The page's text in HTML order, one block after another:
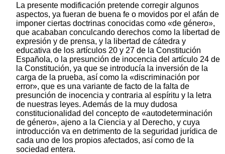
La presente modificación pretende corregir algunos
aspectos, ya fueran de buena fe o movidos por el afán de
imponer ciertas doctrinas conocidas como «de género»,
que acababan conculcando derechos como la libertad de
expresión y de prensa, y la libertad de cátedra y
educativa de los artículos 20 y 27 de la Constitución
Española, o la presunción de inocencia del artículo 24 de
la Constitución, ya que se introducía la inversión de la
carga de la prueba, así como la «discriminación por
error», que es una variante de facto de la falta de
presunción de inocencia y contraria al espíritu y la letra
de nuestras leyes. Además de la muy dudosa
constitucionalidad del concepto de «autodeterminación
de género», ajeno a la Ciencia y al Derecho, y cuya
introducción va en detrimento de la seguridad jurídica de
cada uno de los propios afectados, así como de la
sociedad entera.